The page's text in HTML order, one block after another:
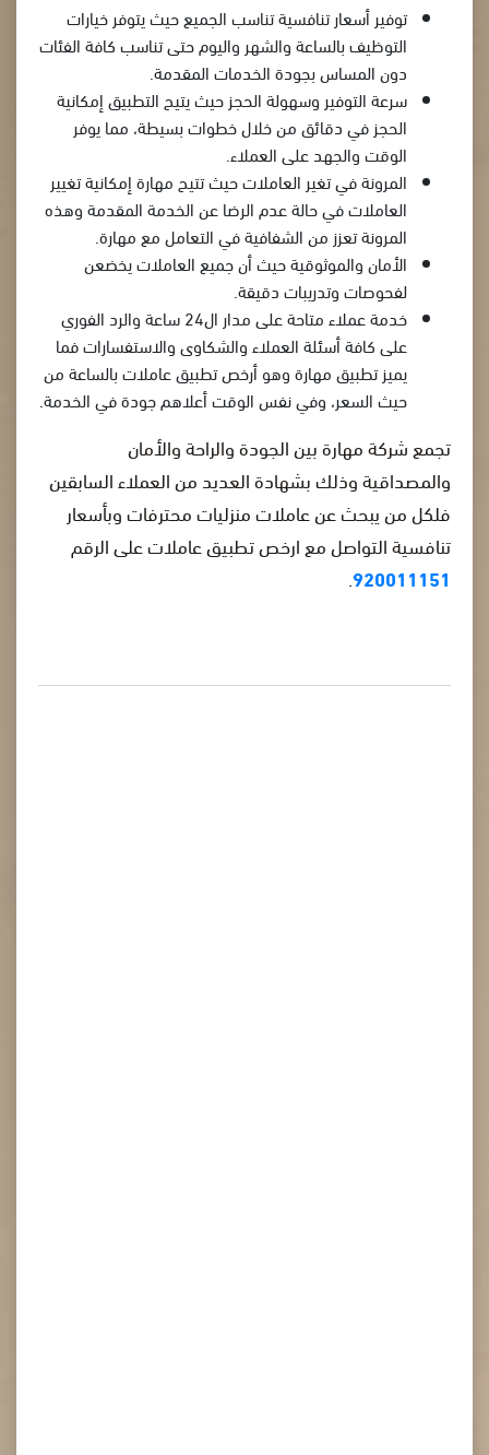
توفير أسعار تنافسية تناسب الجميع حيث يتوفر خيارات
التوظيف بالساعة والشهر واليوم حتى تناسب كافة الفئات
دون المساس بجودة الخدمات المقدمة.
سرعة التوفير وسهولة الحجز حيث يتيح التطبيق إمكانية
الحجز في دقائق من خلال خطوات بسيطة، مما يوفر
الوقت والجهد على العملاء.
المرونة في تغير العاملات حيث تتيح مهارة إمكانية تغيير
العاملات في حالة عدم الرضا عن الخدمة المقدمة وهذه
المرونة تعزز من الشفافية في التعامل مع مهارة.
الأمان والموثوقية حيث أن جميع العاملات يخضعن
لفحوصات وتدريبات دقيقة.
خدمة عملاء متاحة على مدار ال24 ساعة والرد الفوري
على كافة أسئلة العملاء والشكاوى والاستفسارات فما
يميز تطبيق مهارة وهو أرخص تطبيق عاملات بالساعة من
حيث السعر، وفي نفس الوقت أعلاهم جودة في الخدمة.
تجمع شركة مهارة بين الجودة والراحة والأمان
والمصداقية وذلك بشهادة العديد من العملاء السابقين
فلكل من يبحث عن عاملات منزليات محترفات وبأسعار
تنافسية التواصل مع ارخص تطبيق عاملات على الرقم
920011151
.